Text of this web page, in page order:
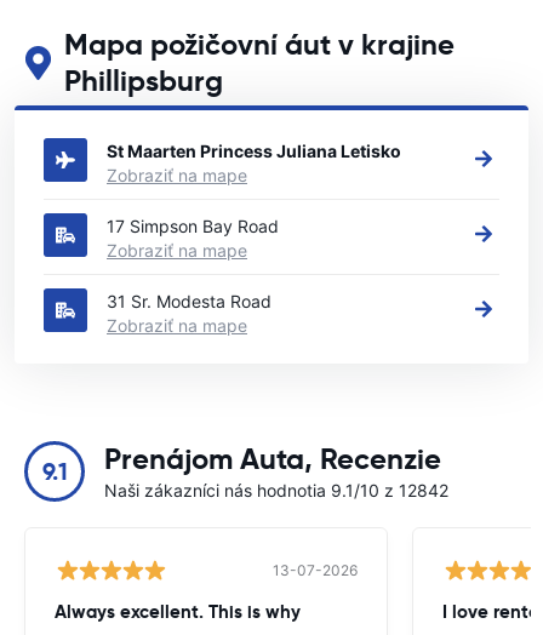
Mapa požičovní áut v krajine
Phillipsburg
Pozrite si naše hlavné požičovne áut v krajine Phillipsburg
St Maarten Princess Juliana Letisko
Zobraziť na mape
17 Simpson Bay Road
Zobraziť na mape
31 Sr. Modesta Road
Zobraziť na mape
9.1 Prenájom Auta, Recenzie
Naši zákazníci nás hodnotia 9.1/10 z 12842
13-07-2026
Always excellent. This is why I love